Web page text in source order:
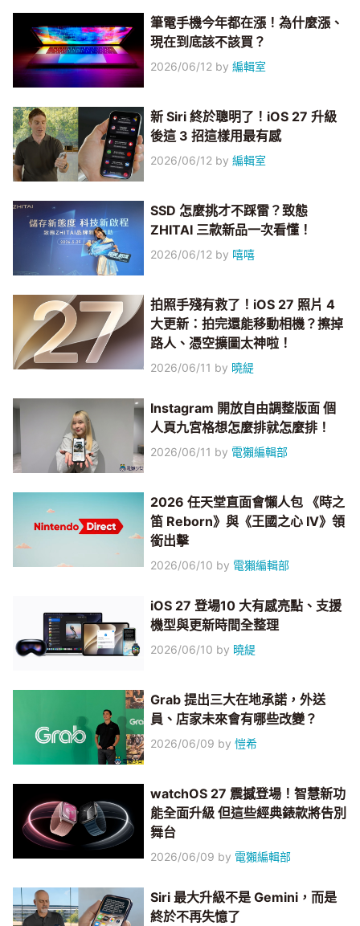
筆電手機今年都在漲！為什麼漲、
現在到底該不該買？
2026/06/12 by編輯室
新 Siri 終於聰明了！iOS 27 升級
後這 3 招這樣用最有感
2026/06/12 by編輯室
SSD 怎麼挑才不踩雷？致態
ZHITAI 三款新品一次看懂！
2026/06/12 by 嘻嘻
拍照手殘有救了！iOS 27 照片 4
大更新：拍完還能移動相機？擦掉
路人、憑空擴圖太神啦！
2026/06/11 by 曉緹
Instagram 開放自由調整版面 個
人頁九宮格想怎麼排就怎麼排！
2026/06/11 by 電獺編輯部
2026 任天堂直面會懶人包 《時之
笛 Reborn》與《王國之心 IV》領
銜出擊
2026/06/10 by 電獺編輯部
iOS 27 登場10 大有感亮點、支援
機型與更新時間全整理
2026/06/10 by 曉緹
Grab 提出三大在地承諾，外送
員、店家未來會有哪些改變？
2026/06/09 by愷希
watchOS 27 震撼登場！智慧新功
能全面升級 但這些經典錶款將告別
舞台
2026/06/09 by 電獺編輯部
Siri 最大升級不是 Gemini，而是
終於不再失憶了